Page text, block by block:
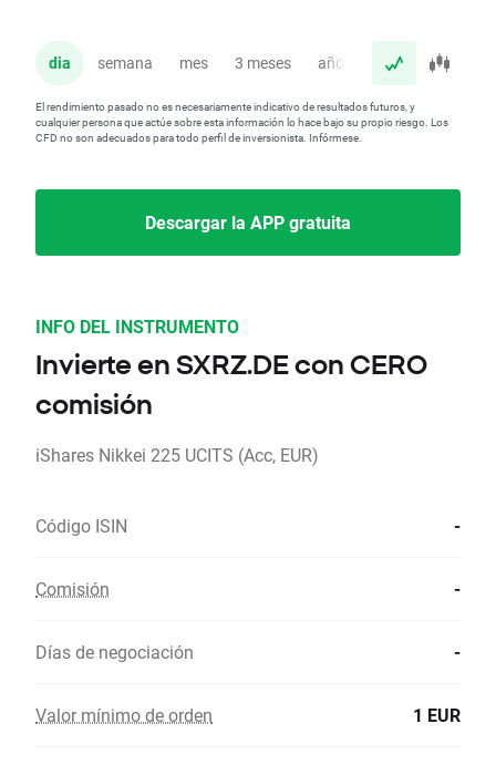
dia semana mes 3 meses año
El rendimiento pasado no es necesariamente indicativo de resultados futuros, y
cualquier persona que actúe sobre esta información lo hace bajo su propio riesgo. Los
CFD no son adecuados para todo perfil de inversionista. Infórmese.
Descargar la APP gratuita
INFO DEL INSTRUMENTO
Invierte en SXRZ.DE con CERO
comisión
iShares Nikkei 225 UCITS (Acc, EUR)
Código ISIN -
Comisión -
Días de negociación -
Valor mínimo de orden 1 EUR